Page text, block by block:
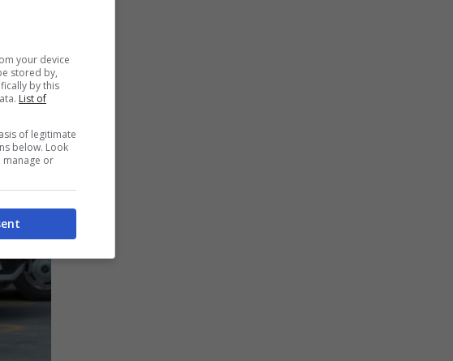
your device
stored by,
by this
List of
of legitimate
below. Look
manage or